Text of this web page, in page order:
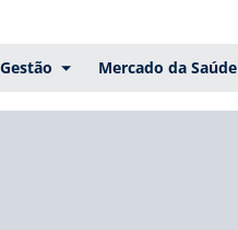
Gestão Mercado da Saúde